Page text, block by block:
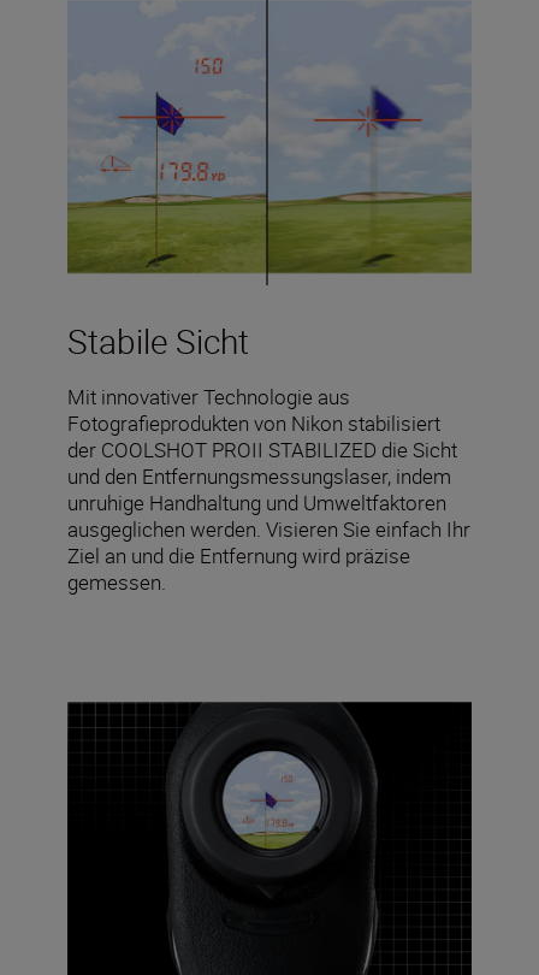
Stabile Sicht
Mit innovativer Technologie aus
Fotografieprodukten von Nikon stabilisiert
der COOLSHOT PROII STABILIZED die Sicht
und den Entfernungsmessungslaser, indem
unruhige Handhaltung und Umweltfaktoren
ausgeglichen werden. Visieren Sie einfach Ihr
Ziel an und die Entfernung wird präzise
gemessen.